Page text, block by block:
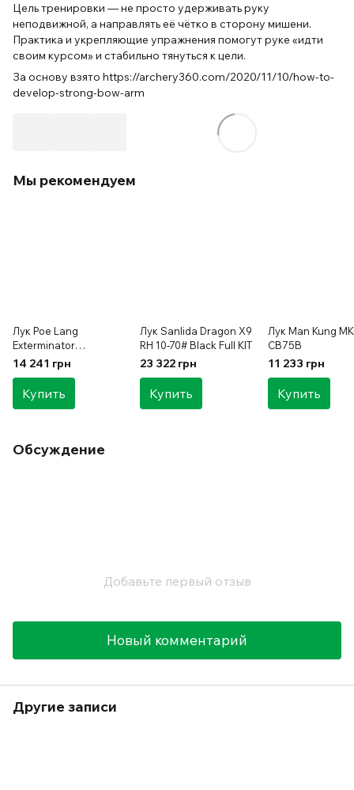
Цель тренировки — не просто удерживать руку
неподвижной, а направлять её чётко в сторону мишени.
Практика и укрепляющие упражнения помогут руке «идти
своим курсом» и стабильно тянуться к цели.
За основу взято https://archery360.com/2020/11/10/how-to-
develop-strong-bow-arm
Мы рекомендуем
Лук Poe Lang
Exterminator
(Assassin) Black
14 241 грн
Купить
Лук Sanlida Dragon X9
RH 10-70# Black Full KIT
23 322 грн
Купить
Лук Man Kung
CB75B
11 233 грн
Купить
Обсуждение
Добавьте первый отзыв
Новый комментарий
Другие записи